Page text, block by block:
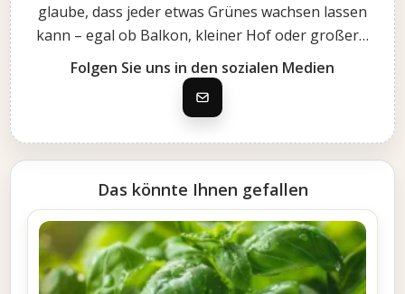
glaube, dass jeder etwas Grünes wachsen lassen
kann – egal ob Balkon, kleiner Hof oder großer…
Folgen Sie uns in den sozialen Medien
Das könnte Ihnen gefallen